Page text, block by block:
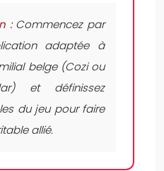
:Commencez par
adaptée à
belge (Cozi ou
et définissez
du jeu pour faire
allié.